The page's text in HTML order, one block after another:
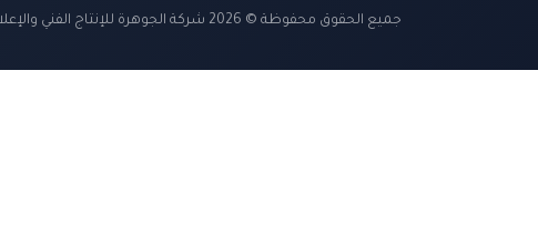
جميع الحقوق محفوظة © 2026 شركة الجوهرة للإنتاج الفني والإعلامي